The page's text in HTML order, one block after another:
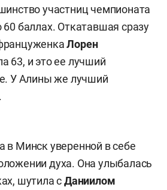
участниц чемпионата
баллах. Откатавшая сразу
Лорен
63, и это ее лучший
У Алины же лучший
в Минск уверенной в себе
духа. Она улыбалась
шутила сДаниилом